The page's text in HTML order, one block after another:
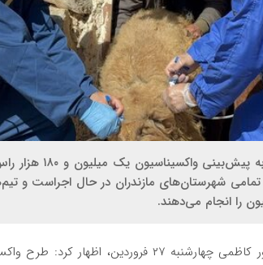
مدیرکل دامپزشکی
شهرستان‌های مازندران در حال اجراست و
را انجام می‌دهند.
به گزارش خط شمال ؛ دکتر حمزه اقاپور کاظمی چهارشنبه